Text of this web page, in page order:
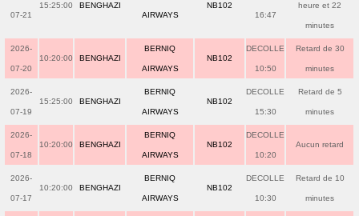
07-21
15:25:00 BENGHAZI
AIRWAYS
NB102
16:47
heure et 22
minutes
2026-
07-20
10:20:00 BENGHAZI
BERNIQ
AIRWAYS
NB102
DECOLLE
10:50
Retard de 30
minutes
2026-
07-19
15:25:00 BENGHAZI
BERNIQ
AIRWAYS
NB102
DECOLLE
15:30
Retard de 5
minutes
2026-
07-18
10:20:00 BENGHAZI
BERNIQ
AIRWAYS
NB102
DECOLLE
10:20
Aucun retard
2026-
07-17
10:20:00 BENGHAZI
BERNIQ
AIRWAYS
NB102
DECOLLE
10:30
Retard de 10
minutes